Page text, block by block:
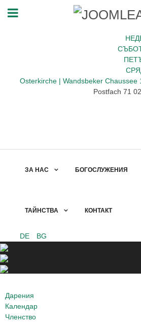
Osterkirche | Wandsbeker Chaussee
Postfach 71
ЗА НАС БОГОСЛУЖЕНИЯ
ТАЙНСТВА КОНТАКТ
DE BG
Дарения
Календар
Членство